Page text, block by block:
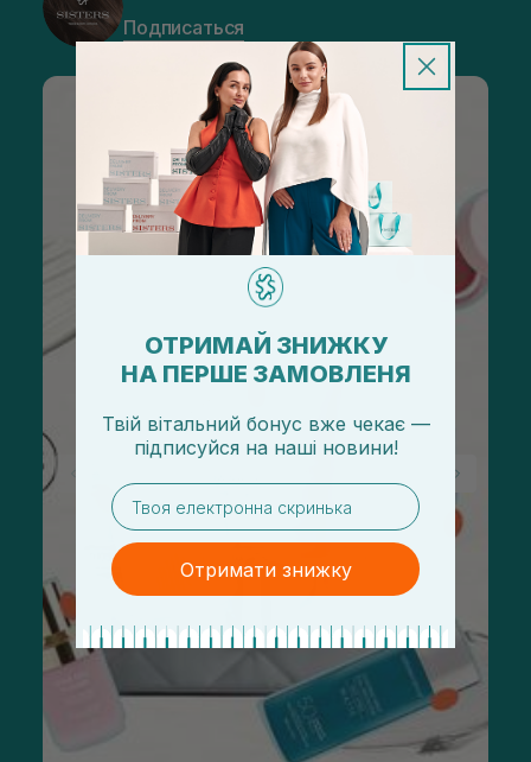
Подписаться
ОТРИМАЙ ЗНИЖКУ
НА ПЕРШЕ ЗАМОВЛЕНЯ
Твій вітальний бонус вже чекає —
підписуйся на наші новини!
email
Отримати знижку